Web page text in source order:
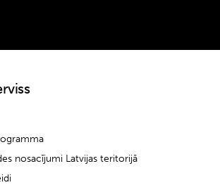
nosacījumi Latvijas teritorijā